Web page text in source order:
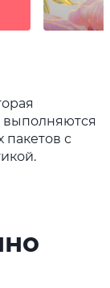
выполняются
с